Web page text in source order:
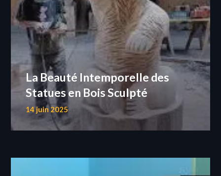
La Beauté Intemporelle des
Statues en Bois Sculpté
14 juin 2025